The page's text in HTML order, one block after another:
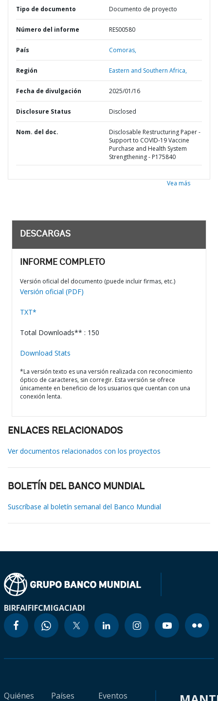
Tipo de documento Documento de proyecto
Número del informe RES00580
País Comoras,
Región Eastern and Southern Africa,
Fecha de divulgación 2025/01/16
Disclosure Status Disclosed
Nom. del doc.
Disclosable Restructuring Paper -
Support to COVID-19 Vaccine
Purchase and Health System
Strengthening - P175840
Vea más
DESCARGAS
INFORME COMPLETO
Versión oficial del documento (puede incluir firmas, etc.)
Versión oficial (PDF)
TXT*
Total Downloads** : 150
Download Stats
*La versión texto es una versión realizada con reconocimiento
óptico de caracteres, sin corregir. Esta versión se ofrece
únicamente en beneficio de los usuarios que cuentan con una
conexión lenta.
ENLACES RELACIONADOS
Ver documentos relacionados con los proyectos
BOLETÍN DEL BANCO MUNDIAL
Suscríbase al boletín semanal del Banco Mundial
BIRFAIFIFCMIGACIADI
Quiénes
Países
Eventos